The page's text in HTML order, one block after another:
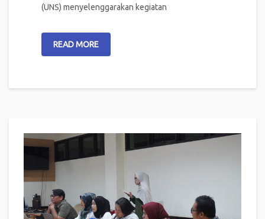
(UNS) menyelenggarakan kegiatan
READ MORE